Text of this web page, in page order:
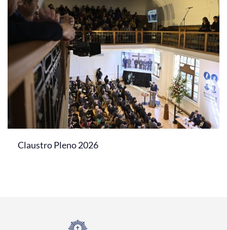
Claustro Pleno 2026